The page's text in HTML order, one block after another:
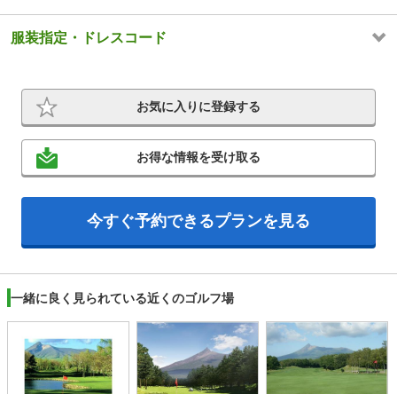
服装指定・ドレスコード
お気に入りに登録する
お得な情報を受け取る
今すぐ予約できるプランを見る
一緒に良く見られている近くのゴルフ場